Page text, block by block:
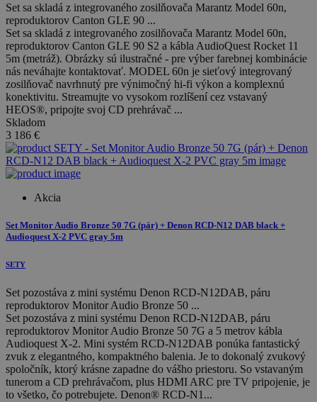
Set sa skladá z integrovaného zosilňovača Marantz Model 60n,
reproduktorov Canton GLE 90 ...
Set sa skladá z integrovaného zosilňovača Marantz Model 60n,
reproduktorov Canton GLE 90 S2 a kábla AudioQuest Rocket 11
5m (metráž). Obrázky sú ilustračné - pre výber farebnej kombinácie
nás neváhajte kontaktovať. MODEL 60n je sieťový integrovaný
zosilňovač navrhnutý pre výnimočný hi-fi výkon a komplexnú
konektivitu. Streamujte vo vysokom rozlíšení cez vstavaný
HEOS®, pripojte svoj CD prehrávač ...
Skladom
3 186 €
Akcia
Set Monitor Audio Bronze 50 7G (pár) + Denon RCD-N12 DAB black +
Audioquest X-2 PVC gray 5m
SETY
Set pozostáva z mini systému Denon RCD-N12DAB, páru
reproduktorov Monitor Audio Bronze 50 ...
Set pozostáva z mini systému Denon RCD-N12DAB, páru
reproduktorov Monitor Audio Bronze 50 7G a 5 metrov kábla
Audioquest X-2. Mini systém RCD-N12DAB ponúka fantastický
zvuk z elegantného, kompaktného balenia. Je to dokonalý zvukový
spoločník, ktorý krásne zapadne do vášho priestoru. So vstavaným
tunerom a CD prehrávačom, plus HDMI ARC pre TV pripojenie, je
to všetko, čo potrebujete. Denon® RCD-N1...